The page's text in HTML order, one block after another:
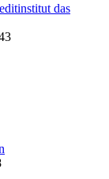
das